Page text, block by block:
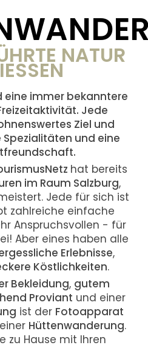
NATUR
eine immer bekanntere
Jede
Ziel und
und eine
hat bereits
im Raum Salzburg,
Jede für sich ist
zahlreiche einfache
Anspruchsvollen - für
Aber eines haben alle
Erlebnisse,
Köstlichkeiten.
Bekleidung, gutem
Proviant und einer
ist der Fotoapparat
Hüttenwanderung.
zu Hause mit Ihren